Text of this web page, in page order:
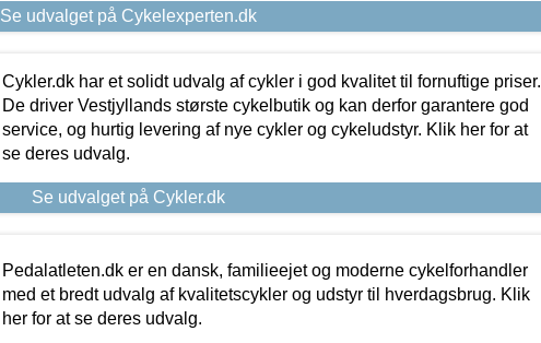
Se udvalget på Cykelexperten.dk
Cykler.dk har et solidt udvalg af cykler i god kvalitet til fornuftige priser.
De driver Vestjyllands største cykelbutik og kan derfor garantere god
service, og hurtig levering af nye cykler og cykeludstyr. Klik her for at
se deres udvalg.
Se udvalget på Cykler.dk
Pedalatleten.dk er en dansk, familieejet og moderne cykelforhandler
med et bredt udvalg af kvalitetscykler og udstyr til hverdagsbrug. Klik
her for at se deres udvalg.